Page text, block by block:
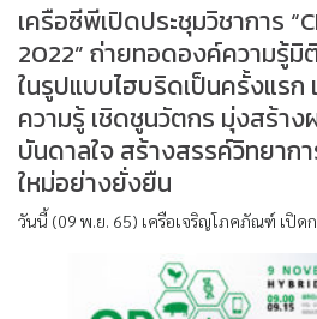
เครือซีพีเปิดประชุมวิชาการ
2022” ถ่ายทอดองค์ความรู้มิ
ในรูปแบบไฮบริดเป็นครั้งแรก
ความรู้ เชิดชูนวัตกร มุ่งสร้าง
บันดาลใจ สร้างสรรค์วิทยาก
ใหม่อย่างยั่งยืน
วันนี้ (09 พ.ย. 65) เครือเจริญโภคภัณฑ์ เปิด